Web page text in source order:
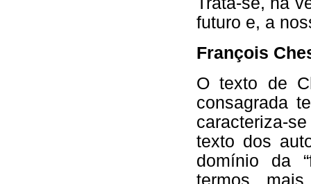
futuro e, a
François
O texto de
consagrada
caracteriza-
texto dos
domínio da
termos